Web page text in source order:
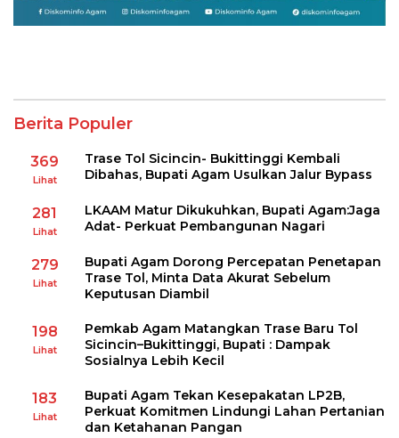
Berita Populer
369
Lihat
Trase Tol Sicincin- Bukittinggi Kembali
Dibahas, Bupati Agam Usulkan Jalur Bypass
281
Lihat
LKAAM Matur Dikukuhkan, Bupati Agam:Jaga
Adat- Perkuat Pembangunan Nagari
279
Lihat
Bupati Agam Dorong Percepatan Penetapan
Trase Tol, Minta Data Akurat Sebelum
Keputusan Diambil
198
Lihat
Pemkab Agam Matangkan Trase Baru Tol
Sicincin–Bukittinggi, Bupati : Dampak
Sosialnya Lebih Kecil
183
Lihat
Bupati Agam Tekan Kesepakatan LP2B,
Perkuat Komitmen Lindungi Lahan Pertanian
dan Ketahanan Pangan